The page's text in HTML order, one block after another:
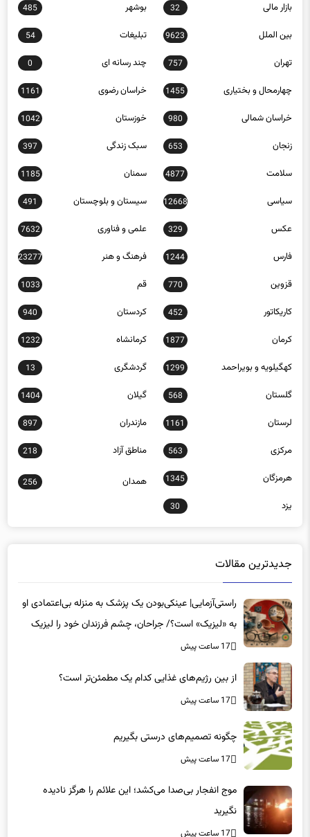
بازار مالی 32 بوشهر 485
بین الملل 9623 تبلیغات 54
تهران 757 چند رسانه ای 0
چهارمحال و بختیاری 1455 خراسان رضوی 1161
خراسان شمالی 980 خوزستان 1042
زنجان 653 سبک زندگی 397
سلامت 4877 سمنان 1185
سیاسی 12668 سیستان و بلوچستان 491
عکس 329 علمی و فناوری 7632
فارس 1244 فرهنگ و هنر 23277
قزوین 770 قم 1033
کاریکاتور 452 کردستان 940
کرمان 1877 کرمانشاه 1232
کهگیلویه و بویراحمد 1299 گردشگری 13
گلستان 568 گیلان 1404
لرستان 1161 مازندران 897
مرکزی 563 مناطق آزاد 218
هرمزگان 1345 همدان 256
یزد 30
جدیدترین مقالات
راستی‌آزمایی| عینکی‌بودن یک پزشک به منزله بی‌اعتمادی او
به «لیزیک» است؟/ جراحان، چشم فرزندان خود را لیزیک
می‌کنند؟
17 ساعت پیش
از بین رژیم‌های غذایی کدام یک مطمئن‌تر است؟‌
17 ساعت پیش
چگونه تصمیم‌های درستی بگیریم
17 ساعت پیش
موج انفجار بی‌صدا می‌کشد؛ این علائم را هرگز نادیده
نگیرید
17 ساعت پیش